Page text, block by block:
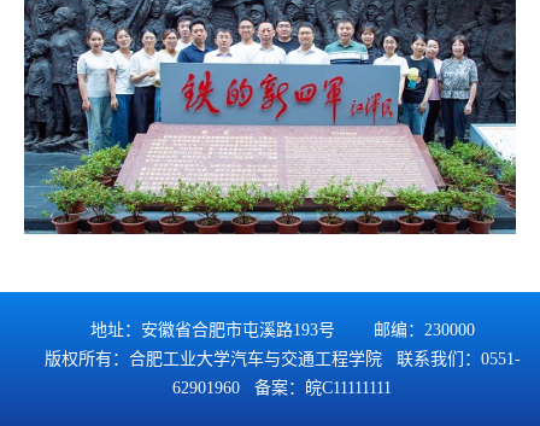
地址：安徽省合肥市屯溪路193号 邮编：230000
版权所有：合肥工业大学汽车与交通工程学院 联系我们：0551-
62901960 备案：
皖C11111111